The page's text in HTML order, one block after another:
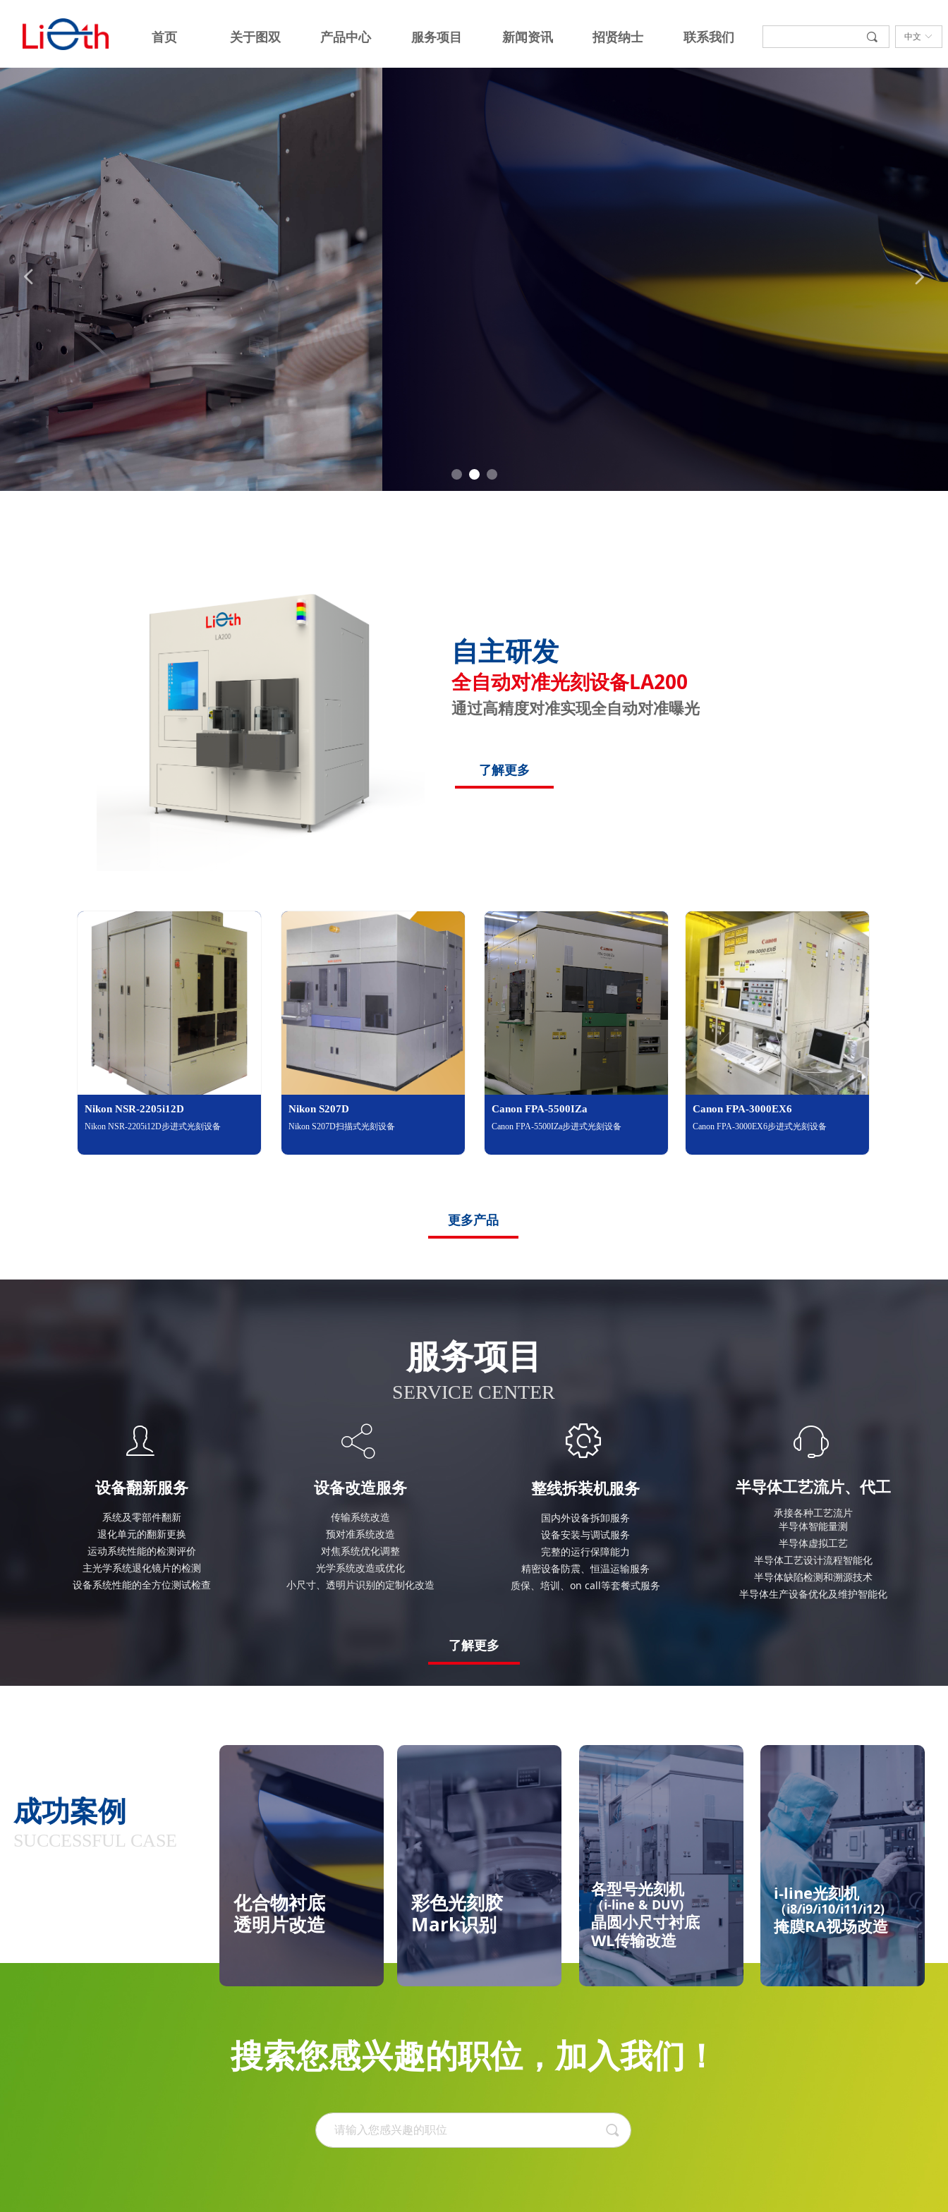
首页 关于图双 产品中心 服务项目 新闻资讯 招贤纳士 联系我们 끠 ꀅ
中文
自主研发
全自动对准光刻设备LA200
通过高精度对准实现全自动对准曝光
了解更多
更多产品
Nikon NSR-2205i12D
Nikon NSR-2205i12D步进式光刻设备
Nikon S207D
Nikon S207D扫描式光刻设备
Canon FPA-5500IZa
Canon FPA-5500IZa步进式光刻设备
Canon FPA-3000EX6
Canon FPA-3000EX6步进式光刻设备
化合物衬底
透明片改造
彩色光刻胶
Mark识别
各型号光刻机
（i-line & DUV)
晶圆小尺寸衬底
WL传输改造
i-line光刻机
（i8/i9/i10/i11/i12)
掩膜RA视场改造
成功案例
SUCCESSFUL CASE
搜索您感兴趣的职位，加入我们！
끠
넳 넲
了解更多
ꄑ
设备翻新服务
系统及零部件翻新
退化单元的翻新更换
运动系统性能的检测评价
主光学系统退化镜片的检测
设备系统性能的全方位测试检查
服务项目
SERVICE CENTER
ꀲ
设备改造服务
传输系统改造
预对准系统改造
对焦系统优化调整
光学系统改造或优化
小尺寸、透明片识别的定制化改造
ꂉ
整线拆装机服务
国内外设备拆卸服务
设备安装与调试服务
完整的运行保障能力
精密设备防震、恒温运输服务
质保、培训、on call等套餐式服务
ꁱ
半导体工艺流片、代工
承接各种工艺流片
半导体智能量测
半导体虚拟工艺
半导体工艺设计流程智能化
半导体缺陷检测和溯源技术
半导体生产设备优化及维护智能化